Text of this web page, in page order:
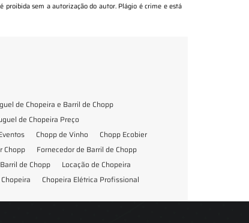
proibida sem a autorização do autor. Plágio é crime e está
de Chopeira e Barril de Chopp
de Chopeira Preço
Chopp de Vinho
Chopp Ecobier
Chopp
Fornecedor de Barril de Chopp
de Chopp
Locação de Chopeira
Chopeira Elétrica Profissional